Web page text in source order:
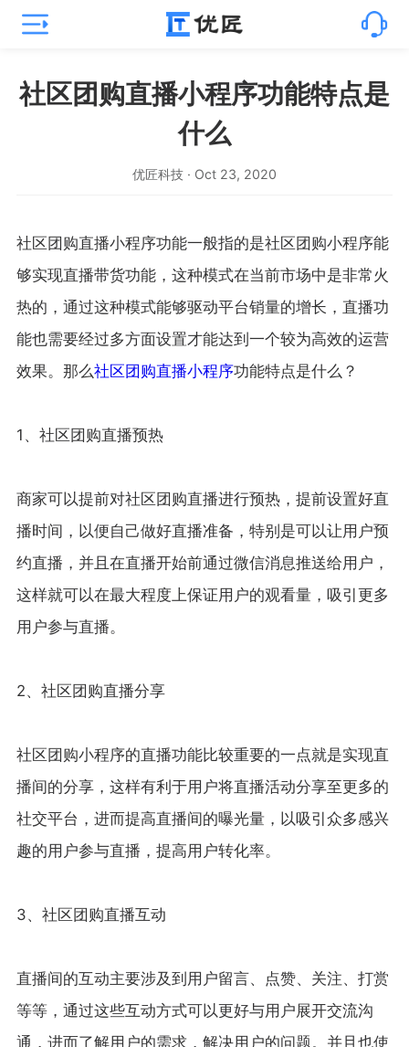
社区团购直播小程序功能特点是
什么
优匠科技 · Oct 23, 2020
社区团购直播小程序功能一般指的是社区团购小程序能
够实现直播带货功能，这种模式在当前市场中是非常火
热的，通过这种模式能够驱动平台销量的增长，直播功
能也需要经过多方面设置才能达到一个较为高效的运营
效果。那么社区团购直播小程序功能特点是什么？
1、社区团购直播预热
商家可以提前对社区团购直播进行预热，提前设置好直
播时间，以便自己做好直播准备，特别是可以让用户预
约直播，并且在直播开始前通过微信消息推送给用户，
这样就可以在最大程度上保证用户的观看量，吸引更多
用户参与直播。
2、社区团购直播分享
社区团购小程序的直播功能比较重要的一点就是实现直
播间的分享，这样有利于用户将直播活动分享至更多的
社交平台，进而提高直播间的曝光量，以吸引众多感兴
趣的用户参与直播，提高用户转化率。
3、社区团购直播互动
直播间的互动主要涉及到用户留言、点赞、关注、打赏
等等，通过这些互动方式可以更好与用户展开交流沟
通，进而了解用户的需求，解决用户的问题。并且也使